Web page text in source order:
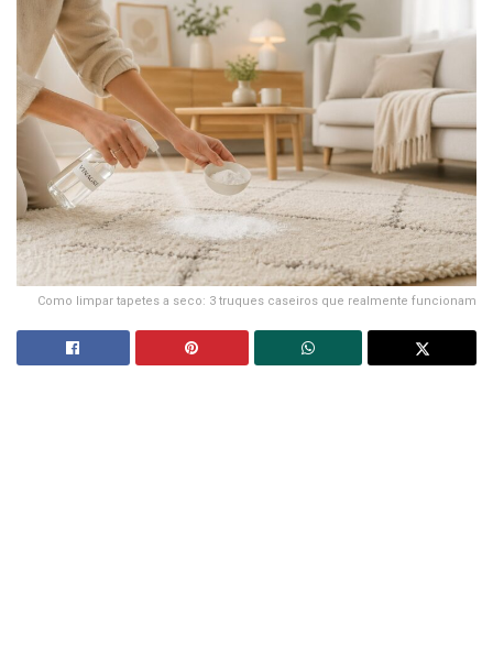
Como limpar tapetes a seco: 3 truques caseiros que realmente funcionam